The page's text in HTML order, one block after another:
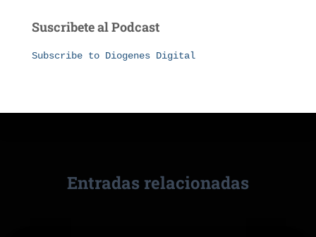
Suscribete al Podcast
Subscribe to Diogenes Digital
Entradas relacionadas